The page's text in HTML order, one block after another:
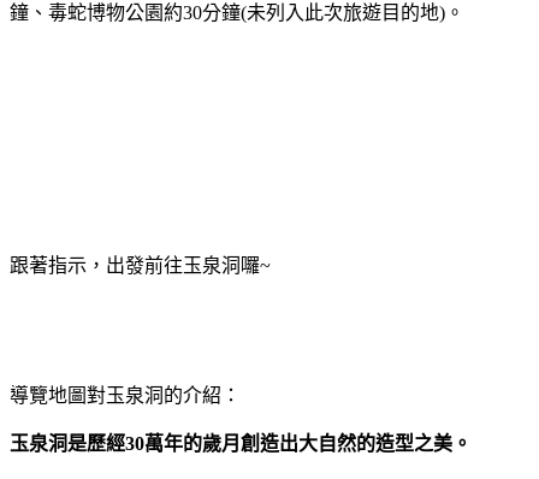
鐘、毒蛇博物公園約30分鐘(未列入此次旅遊目的地)。
跟著指示，出發前往玉泉洞囉~
導覽地圖對玉泉洞的介紹：
玉泉洞是歷經30萬年的歲月創造出大自然的造型之美。